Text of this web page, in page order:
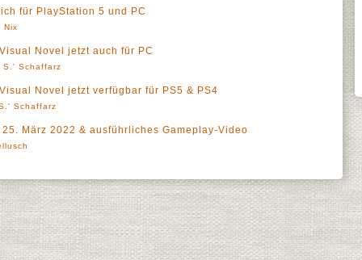
für PlayStation 5 und PC
Nix
Novel jetzt auch für PC
S.' Schaffarz
Novel jetzt verfügbar für PS5 & PS4
Schaffarz
März 2022 & ausführliches Gameplay-Video